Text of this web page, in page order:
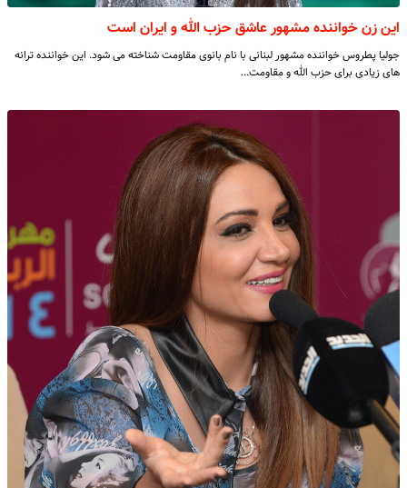
این زن خواننده مشهور عاشق حزب الله و ایران است
جولیا پطروس خواننده مشهور لبنانی با نام بانوی مقاومت شناخته می شود. این خواننده ترانه
های زیادی برای حزب الله و مقاومت…